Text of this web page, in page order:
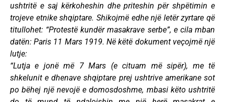
ushtritë e saj kërkoheshin dhe priteshin për shpëtimin e
trojeve etnike shqiptare. Shikojmë edhe një letër zyrtare që
titullohet: “Protestë kundër masakrave serbe”, e cila mban
datën: Paris 11 Mars 1919. Në këtë dokument veçojmë një
lutje:
“Lutja e jonë më 7 Mars (e cituam më sipër), me të
shkelunit e dhenave shqiptare prej ushtrive amerikane sot
po bëhej një nevojë e domosdoshme, mbasi këto ushtritë